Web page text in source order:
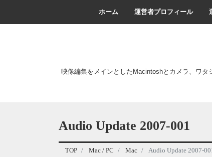
ホーム 運営者プロフィール
映像編集をメインとしたMacintoshとカメラ、ワ
Audio Update 2007-001
TOP Mac / PC Mac Audio Update 2007-